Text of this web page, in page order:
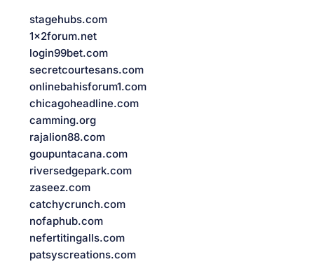
stagehubs.com
1x2forum.net
login99bet.com
secretcourtesans.com
onlinebahisforum1.com
chicagoheadline.com
camming.org
rajalion88.com
goupuntacana.com
riversedgepark.com
zaseez.com
catchycrunch.com
nofaphub.com
nefertitingalls.com
patsyscreations.com